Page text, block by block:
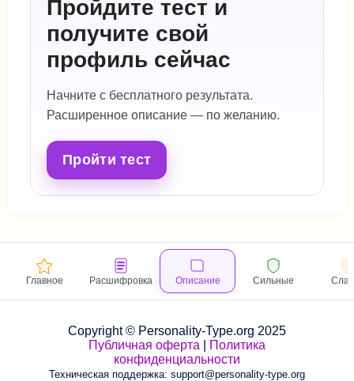
Пройдите тест и
получите свой
профиль сейчас
Начните с бесплатного результата.
Расширенное описание — по желанию.
Пройти тест
Главное Расшифровка Описание Сильные
Copyright © Personality-Type.org 2025
Публичная оферта
Политика
конфиденциальности
Техническая поддержка: support@personality-type.org